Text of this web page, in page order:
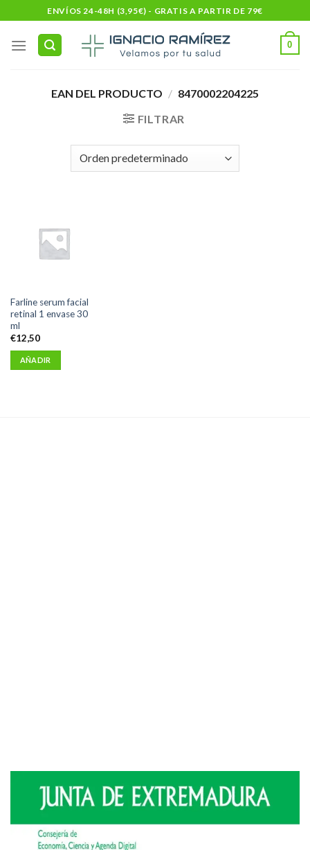
to
content
ENVÍOS 24-48H (3,95€) - GRATIS A PARTIR DE 79€
0
EAN DEL PRODUCTO / 8470002204225
FILTRAR
Farline serum facial
retinal 1 envase 30
ml
€12,50
AÑADIR